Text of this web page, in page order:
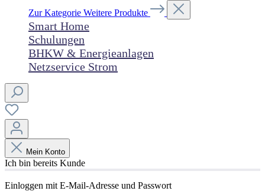
Zur Kategorie Weitere Produkte
Smart Home
Schulungen
BHKW & Energieanlagen
Netzservice Strom
Mein Konto
Ich bin bereits Kunde
Einloggen mit E-Mail-Adresse und Passwort